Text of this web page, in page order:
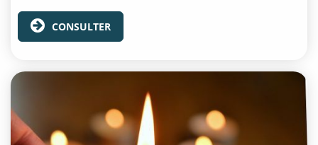
CONSULTER